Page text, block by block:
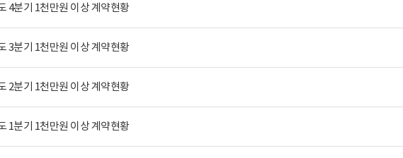
4분기 1천만원 이상 계약현황
3분기 1천만원 이상 계약현황
2분기 1천만원 이상 계약현황
1분기 1천만원 이상 계약현황